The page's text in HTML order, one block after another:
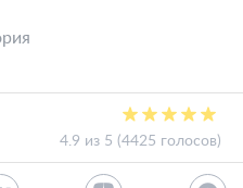
4.9 из 5 (4425 голосов)